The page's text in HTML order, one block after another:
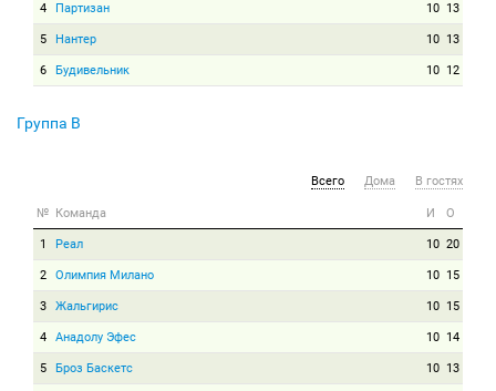
4 Партизан 10 13
5 Нантер 10 13
6 Будивельник 10 12
Группа B
Всего Дома В гостях
№ Команда И О
1 Реал 10 20
2 Олимпия Милано 10 15
3 Жальгирис 10 15
4 Анадолу Эфес 10 14
5 Броз Баскетс 10 13